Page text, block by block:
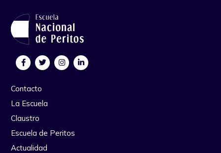
Contacto
La Escuela
Claustro
Escuela de Peritos
Actualidad